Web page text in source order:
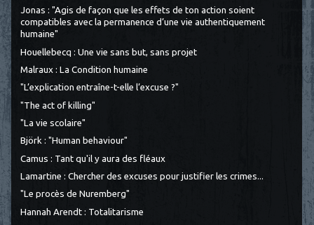
Jonas : "Agis de façon que les effets de ton action soient
compatibles avec la permanence d’une vie authentiquement
humaine"
Houellebecq : Une vie sans but, sans projet
Malraux : La Condition humaine
"L’explication entraîne-t-elle l’excuse ?"
"The act of killing"
"La vie scolaire"
Björk : "Human behaviour"
Camus : Tant qu'il y aura des fléaux
Lamartine : Chercher des excuses pour justifier les crimes...
"Le procès de Nuremberg"
Hannah Arendt : Totalitarisme